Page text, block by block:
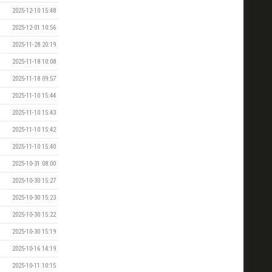
2025-12-10 15:48
2025-12-01 10:56
2025-11-28 20:19
2025-11-18 10:08
2025-11-18 09:57
2025-11-10 15:44
2025-11-10 15:43
2025-11-10 15:42
2025-11-10 15:40
2025-10-31 08:00
2025-10-30 15:27
2025-10-30 15:23
2025-10-30 15:22
2025-10-30 15:19
2025-10-16 14:19
2025-10-11 10:15